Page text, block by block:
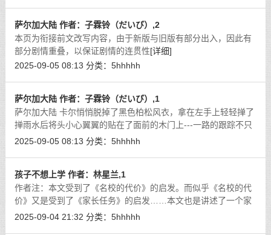
萨尔加大陆 作者：子霖铃（だいび）,2
本页为衔接前文改写内容，由于新版与旧版有部分出入，因此有
部分剧情重叠，以保证剧情的连贯性[详细]
2025-09-05 08:13 分类： 5hhhhh
萨尔加大陆 作者：子霖铃（だいび）,1
萨尔加大陆 卡尔悄悄脱掉了黑色柏松风衣，拿在左手上轻轻掸了
掸雨水后将头小心翼翼的贴在了面前的木门上---一路的跟踪不只
是为了满足他的好奇心，也是想知道为何他的女神岚儿会突然跟
2025-09-05 08:13 分类： 5hhhhh
孩子不想上学 作者：林星兰,1
作者注：本文受到了《名校的代价》的启发。而似乎《名校的代
价》又是受到了《家长任务》的启发……本文也是讲述了一个家
长妈妈献身给学校吃的故事，希望展现秀色冰恋的美好，而篇幅
2025-09-04 21:32 分类： 5hhhhh